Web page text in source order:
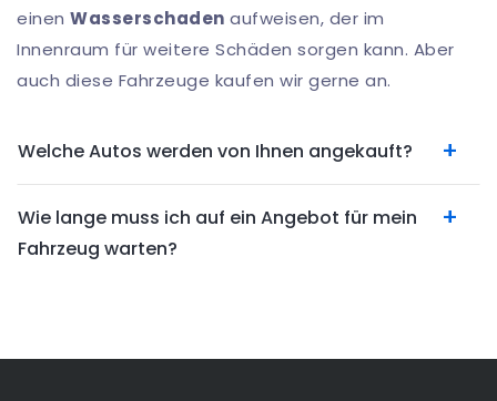
einen Wasserschaden aufweisen, der im
Innenraum für weitere Schäden sorgen kann. Aber
auch diese Fahrzeuge kaufen wir gerne an.
Welche Autos werden von Ihnen angekauft?
Wie lange muss ich auf ein Angebot für mein
Fahrzeug warten?